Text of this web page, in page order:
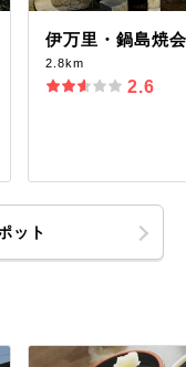
伊万里・鍋島焼
2.8km
2.6
ット